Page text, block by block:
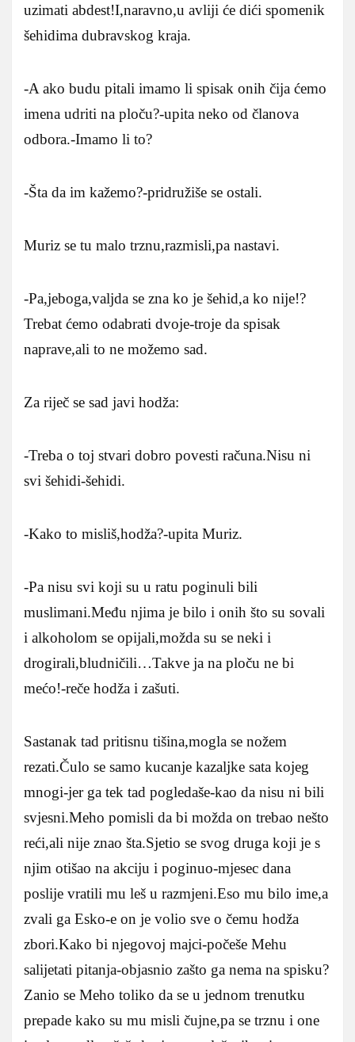
uzimati abdest!I,naravno,u avliji će dići spomenik
šehidima dubravskog kraja.
-A ako budu pitali imamo li spisak onih čija ćemo
imena udriti na ploču?-upita neko od članova
odbora.-Imamo li to?
-Šta da im kažemo?-pridružiše se ostali.
Muriz se tu malo trznu,razmisli,pa nastavi.
-Pa,jeboga,valjda se zna ko je šehid,a ko nije!?
Trebat ćemo odabrati dvoje-troje da spisak
naprave,ali to ne možemo sad.
Za riječ se sad javi hodža:
-Treba o toj stvari dobro povesti računa.Nisu ni
svi šehidi-šehidi.
-Kako to misliš,hodža?-upita Muriz.
-Pa nisu svi koji su u ratu poginuli bili
muslimani.Među njima je bilo i onih što su sovali
i alkoholom se opijali,možda su se neki i
drogirali,bludničili…Takve ja na ploču ne bi
mećo!-reče hodža i zašuti.
Sastanak tad pritisnu tišina,mogla se nožem
rezati.Čulo se samo kucanje kazaljke sata kojeg
mnogi-jer ga tek tad pogledaše-kao da nisu ni bili
svjesni.Meho pomisli da bi možda on trebao nešto
reći,ali nije znao šta.Sjetio se svog druga koji je s
njim otišao na akciju i poginuo-mjesec dana
poslije vratili mu leš u razmjeni.Eso mu bilo ime,a
zvali ga Esko-e on je volio sve o čemu hodža
zbori.Kako bi njegovoj majci-počeše Mehu
salijetati pitanja-objasnio zašto ga nema na spisku?
Zanio se Meho toliko da se u jednom trenutku
prepade kako su mu misli čujne,pa se trznu i one